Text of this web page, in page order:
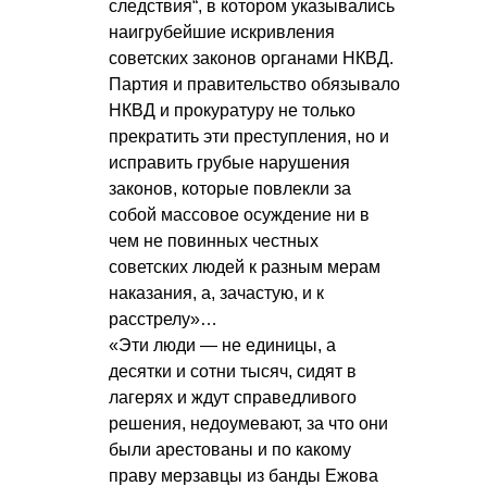
следствия“, в котором указывались
наигрубейшие искривления
советских законов органами НКВД.
Партия и правительство обязывало
НКВД и прокуратуру не только
прекратить эти преступления, но и
исправить грубые нарушения
законов, которые повлекли за
собой массовое осуждение ни в
чем не повинных честных
советских людей к разным мерам
наказания, а, зачастую, и к
расстрелу»…
«Эти люди — не единицы, а
десятки и сотни тысяч, сидят в
лагерях и ждут справедливого
решения, недоумевают, за что они
были арестованы и по какому
праву мерзавцы из банды Ежова